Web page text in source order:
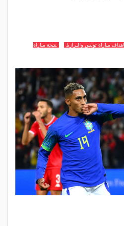
اهداف مباراة تونس والبرازيل
نتيجة مباراة